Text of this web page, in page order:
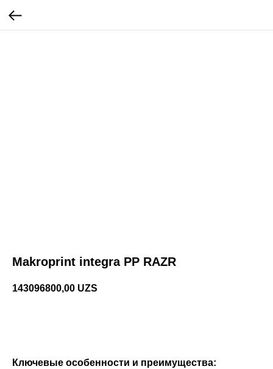
Makroprint integra PP RAZR
143096800,00 UZS
Ключевые особенности и преимущества: